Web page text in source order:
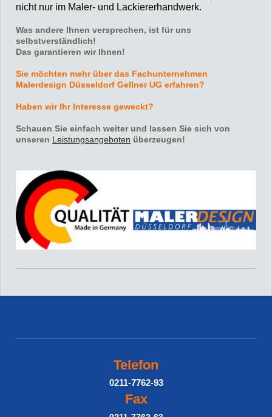
nicht nur im Maler- und Lackiererhandwerk.
Was andere Ihnen versprechen, ist für uns
selbstverständlich!
Das garantieren wir Ihnen!
Sie möchten mehr über das Fachunternehmen
Malerdesign Düsseldorf Gellner UG erfahren?
Haben wir Ihr Interesse geweckt?
Schauen Sie einfach weiter und lassen Sie sich von
unseren Leistungsangeboten überzeugen!
Telefon
0211-7762-93
Fax